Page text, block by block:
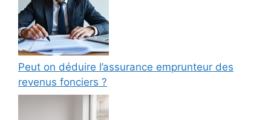
Peut on déduire l’assurance emprunteur des
revenus fonciers ?